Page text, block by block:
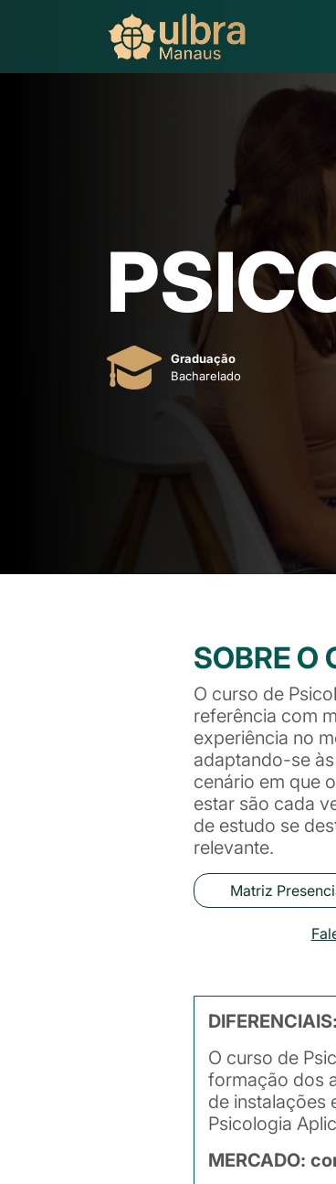
Graduação
Bacharelado
SOBRE O
O curso de
referência com
experiência no
adaptando-se
cenário em que
estar são cada
de estudo se
relevante.
Matriz
O curso de
formação dos
de instalações
Psicologia
MERCADO: